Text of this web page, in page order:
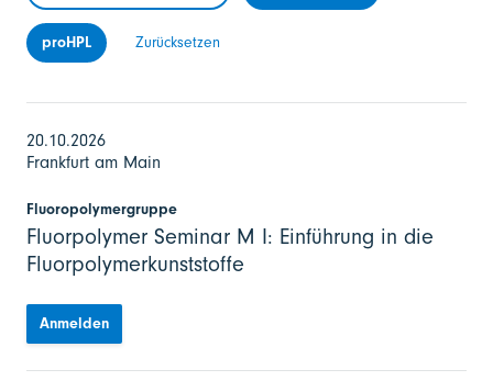
proHPL Zurücksetzen
20.10.2026
Frankfurt am Main
Fluoropolymergruppe
Fluorpolymer Seminar M I: Einführung in die
Fluorpolymerkunststoffe
Anmelden